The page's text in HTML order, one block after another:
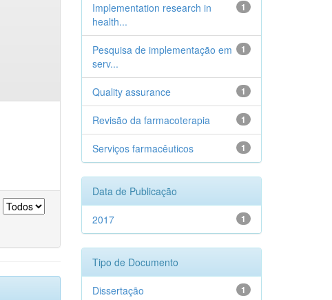
1
Implementation research in
health...
1
Pesquisa de implementação em
serv...
1
Quality assurance
1
Revisão da farmacoterapia
1
Serviços farmacêuticos
Data de Publicação
1
2017
Tipo de Documento
1
Dissertação